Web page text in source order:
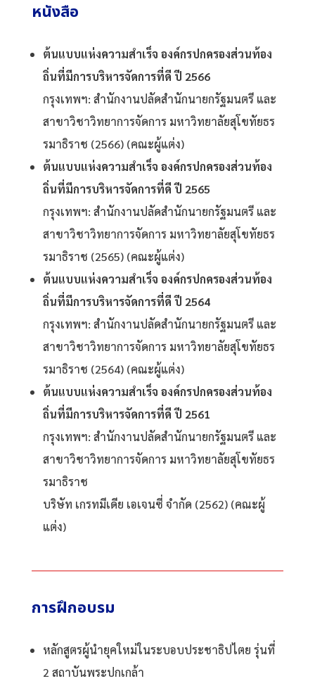
หนังสือ
ต้นแบบแห่งความสำเร็จ องค์กรปกครองส่วนท้อง
ถิ่นที่มีการบริหารจัดการที่ดี ปี 2566
กรุงเทพฯ: สำนักงานปลัดสำนักนายกรัฐมนตรี และ
สาขาวิชาวิทยาการจัดการ มหาวิทยาลัยสุโขทัยธร
รมาธิราช (2566) (คณะผู้แต่ง)
ต้นแบบแห่งความสำเร็จ องค์กรปกครองส่วนท้อง
ถิ่นที่มีการบริหารจัดการที่ดี ปี 2565
กรุงเทพฯ: สำนักงานปลัดสำนักนายกรัฐมนตรี และ
สาขาวิชาวิทยาการจัดการ มหาวิทยาลัยสุโขทัยธร
รมาธิราช (2565) (คณะผู้แต่ง)
ต้นแบบแห่งความสำเร็จ องค์กรปกครองส่วนท้อง
ถิ่นที่มีการบริหารจัดการที่ดี ปี 2564
กรุงเทพฯ: สำนักงานปลัดสำนักนายกรัฐมนตรี และ
สาขาวิชาวิทยาการจัดการ มหาวิทยาลัยสุโขทัยธร
รมาธิราช (2564) (คณะผู้แต่ง)
ต้นแบบแห่งความสำเร็จ องค์กรปกครองส่วนท้อง
ถิ่นที่มีการบริหารจัดการที่ดี ปี 2561
กรุงเทพฯ: สำนักงานปลัดสำนักนายกรัฐมนตรี และ
สาขาวิชาวิทยาการจัดการ มหาวิทยาลัยสุโขทัยธร
รมาธิราช
บริษัท เกรทมีเดีย เอเจนซี่ จำกัด (2562) (คณะผู้
แต่ง)
การฝึกอบรม
หลักสูตรผู้นำยุคใหม่ในระบอบประชาธิปไตย รุ่นที่
2 สถาบันพระปกเกล้า